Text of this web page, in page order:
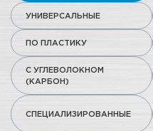
УНИВЕРСАЛЬНЫЕ
ПО ПЛАСТИКУ
С УГЛЕВОЛОКНОМ
(КАРБОН)
СПЕЦИАЛИЗИРОВАННЫЕ